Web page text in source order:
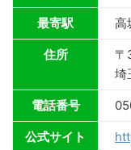
最寄駅 高
住所
埼
電話番号
公式サイト